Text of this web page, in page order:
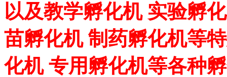
以及教学孵化机 实验孵
苗孵化机 制药孵化机等
化机 专用孵化机等各种